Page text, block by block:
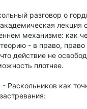
разговор о
лекция
механизме: как
- в право, право
действие не
плотнее.
Раскольников как